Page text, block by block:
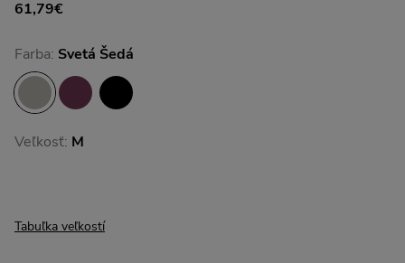
61,79€
Farba: Svetá Šedá
Veľkosť: M
Tabuľka veľkostí